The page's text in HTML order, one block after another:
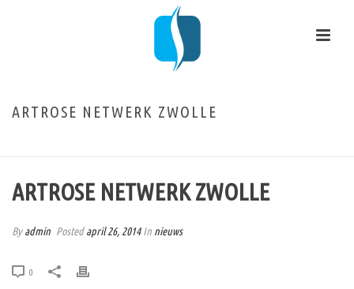
ARTROSE NETWERK ZWOLLE
ARTROSE NETWERK ZWOLLE
Byadmin Postedapril 26, 2014In nieuws
0